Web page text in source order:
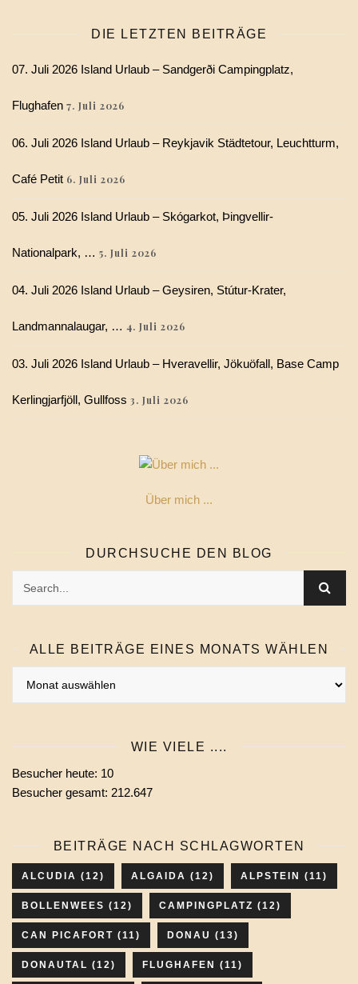
DIE LETZTEN BEITRÄGE
07. Juli 2026 Island Urlaub – Sandgerði Campingplatz,
Flughafen 7. Juli 2026
06. Juli 2026 Island Urlaub – Reykjavik Städtetour, Leuchtturm,
Café Petit 6. Juli 2026
05. Juli 2026 Island Urlaub – Skógarkot, Þingvellir-
Nationalpark, … 5. Juli 2026
04. Juli 2026 Island Urlaub – Geysiren, Stútur-Krater,
Landmannalaugar, … 4. Juli 2026
03. Juli 2026 Island Urlaub – Hveravellir, Jökuöfall, Base Camp
Kerlingjarfjöll, Gullfoss 3. Juli 2026
Über mich ...
DURCHSUCHE DEN BLOG
ALLE BEITRÄGE EINES MONATS WÄHLEN
wählen
WIE VIELE ....
Besucher heute: 10
Besucher gesamt: 212.647
BEITRÄGE NACH SCHLAGWORTEN
ALCUDIA (12) ALGAIDA (12) ALPSTEIN (11)
BOLLENWEES (12) CAMPINGPLATZ (12)
CAN PICAFORT (11) DONAU (13)
DONAUTAL (12) FLUGHAFEN (11)